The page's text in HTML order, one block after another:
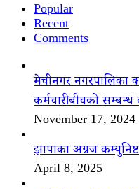
Popular
Recent
Comments
मेचीनगर नगरपालिका
कर्मचारीबीचको
November 17, 2024
झापाका अग्रज
April 8, 2025